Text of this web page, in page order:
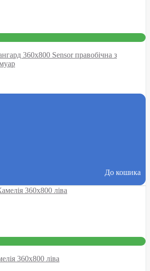
360х800 Sensor правобічна з
До кошика
360х800 ліва